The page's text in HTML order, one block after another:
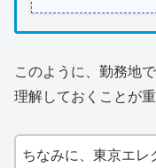
このように、勤務地
理解しておくことが重
ちなみに、東京エ